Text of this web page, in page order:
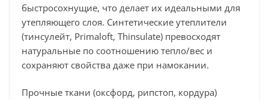
быстросохнущие, что делает их идеальными для
утепляющего слоя. Синтетические утеплители
(тинсулейт, Primaloft, Thinsulate) превосходят
натуральные по соотношению тепло/вес и
сохраняют свойства даже при намокании.
Прочные ткани (оксфорд, рипстоп, кордура)